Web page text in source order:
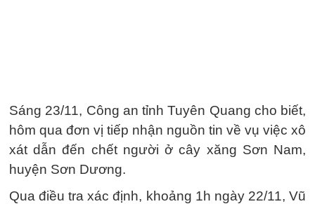
Sáng 23/11, Công an tỉnh Tuyên Quang cho biết,
hôm qua đơn vị tiếp nhận nguồn tin về vụ việc xô
xát dẫn đến chết người ở cây xăng Sơn Nam,
huyện Sơn Dương.
Qua điều tra xác định, khoảng 1h ngày 22/11, Vũ